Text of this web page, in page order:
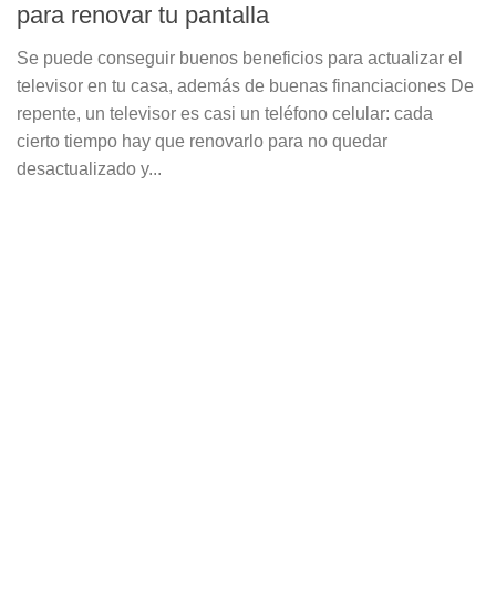
para renovar tu pantalla
Se puede conseguir buenos beneficios para actualizar el
televisor en tu casa, además de buenas financiaciones De
repente, un televisor es casi un teléfono celular: cada
cierto tiempo hay que renovarlo para no quedar
desactualizado y...